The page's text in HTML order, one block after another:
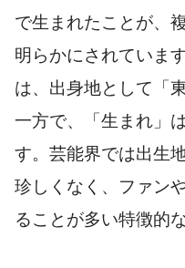
で生まれたことが、
明らかにされていま
は、出身地として「
一方で、「生まれ」
す。芸能界では出生
珍しくなく、ファン
ることが多い特徴的